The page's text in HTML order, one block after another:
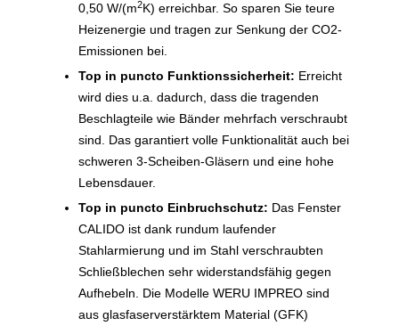
0,50 W/(m2K) erreichbar. So sparen Sie teure
Heizenergie und tragen zur Senkung der CO2-
Emissionen bei.
Top in puncto Funktionssicherheit: Erreicht
wird dies u.a. dadurch, dass die tragenden
Beschlagteile wie Bänder mehrfach verschraubt
sind. Das garantiert volle Funktionalität auch bei
schweren 3-Scheiben-Gläsern und eine hohe
Lebensdauer.
Top in puncto Einbruchschutz: Das Fenster
CALIDO ist dank rundum laufender
Stahlarmierung und im Stahl verschraubten
Schließblechen sehr widerstandsfähig gegen
Aufhebeln. Die Modelle WERU IMPREO sind
aus glasfaserverstärktem Material (GFK)